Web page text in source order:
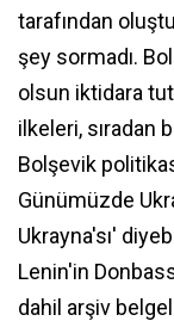
tarafından
şey sormadı.
olsun iktidara
ilkeleri, sıradan
Bolşevik
Günümüzde
Ukrayna'sı'
Lenin'in
dahil arşiv